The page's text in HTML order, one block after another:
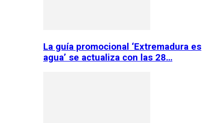
La guía promocional ‘Extremadura es
agua’ se actualiza con las 28…